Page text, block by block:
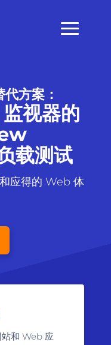
方案：
视器的
载测试
应得的 Web 体
和 Web 应